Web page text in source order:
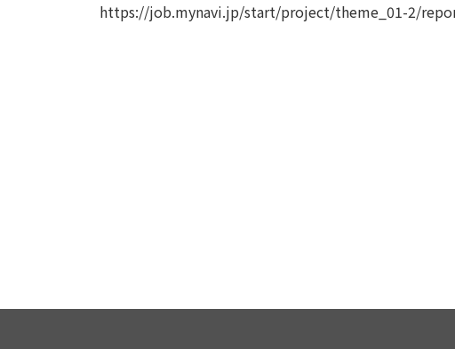
https://job.mynavi.jp/start/project/theme_01-2/